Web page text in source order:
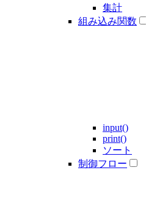
集計
組み込み関数
input()
print()
ソート
制御フロー